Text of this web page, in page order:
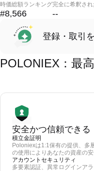
時価総額ランキング
#8,566
完全に希釈さ
--
登録・取引
POLONIEX：最
安全かつ信頼できる
積立金証明
Poloniexは1:1保有の提供、多
の使用によりあなたの資産の
アカウントセキュリティ
多要素認証、異常ログインア